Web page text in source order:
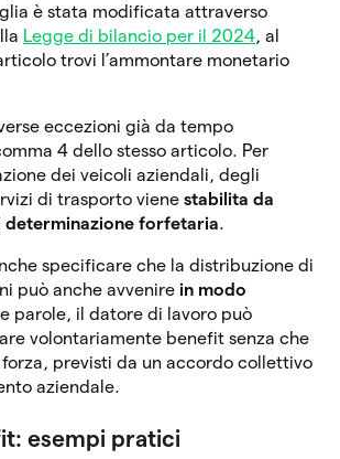
è stata modificata attraverso
Legge di bilancio per il 2024, al
trovi l’ammontare monetario
eccezioni già da tempo
4 dello stesso articolo. Per
dei veicoli aziendali, degli
di trasporto viene stabilita da
forfetaria.
specificare che la distribuzione di
può anche avvenire in modo
parole, il datore di lavoro può
volontariamente benefit senza che
previsti da un accordo collettivo
aziendale.
esempi pratici